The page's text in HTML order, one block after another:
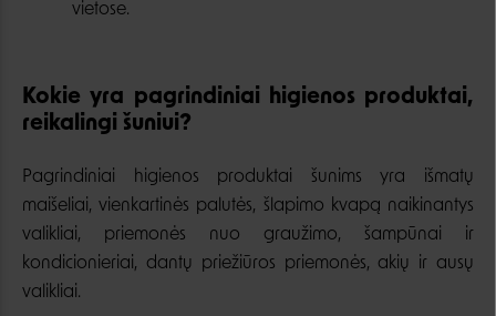
vietose.
Kokie yra pagrindiniai higienos produktai,
reikalingi šuniui?
Pagrindiniai higienos produktai šunims yra išmatų
maišeliai, vienkartinės palutės, šlapimo kvapą naikinantys
valikliai, priemonės nuo graužimo, šampūnai ir
kondicionieriai, dantų priežiūros priemonės, akių ir ausų
valikliai.